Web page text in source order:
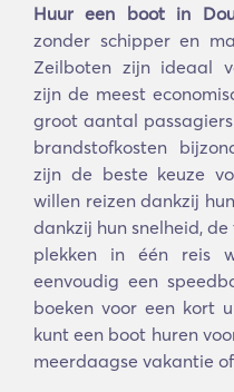
Huur een boot in
zonder schipper en
Zeilboten zijn ideaal
zijn de meest
groot aantal
brandstofkosten
zijn de beste keuze
willen reizen dankzij
dankzij hun snelheid,
plekken in één reis
eenvoudig een
boeken voor een kort
kunt een boot huren
meerdaagse vakantie